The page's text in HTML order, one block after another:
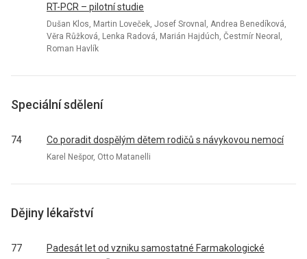
RT-PCR – pilotní studie
Dušan Klos, Martin Loveček, Josef Srovnal, Andrea Benedíková,
Věra Růžková, Lenka Radová, Marián Hajdúch, Čestmír Neoral,
Roman Havlík
Speciální sdělení
74 Co poradit dospělým dětem rodičů s návykovou nemocí
Karel Nešpor, Otto Matanelli
Dějiny lékařství
77
Padesát let od vzniku samostatné Farmakologické